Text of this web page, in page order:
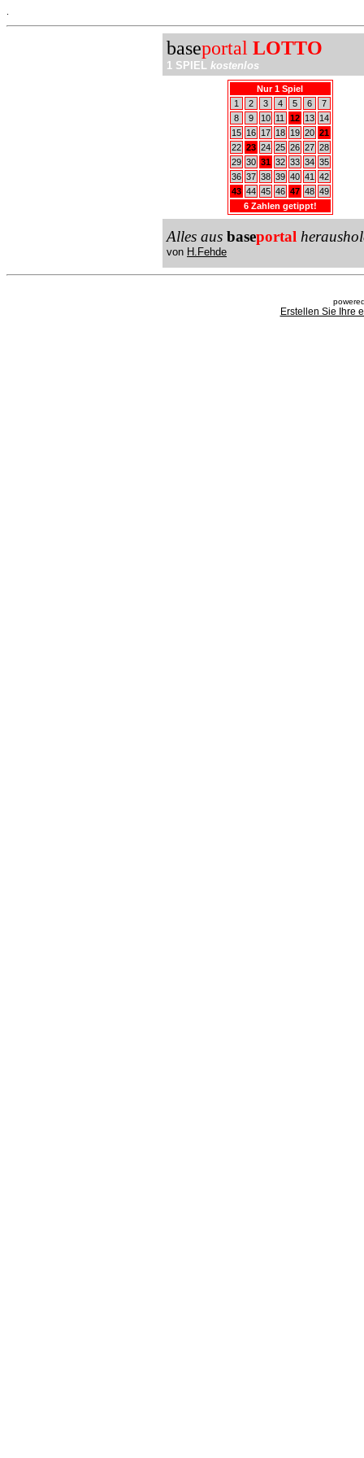
baseportal LOTTO
1 SPIEL kostenlos
Nur 1 Spiel
1
2 3 4 5 6
7
8
9 10 11 12 13
14
15
16 17 18 19 20 21
22 23 24 25 26 27 28
29 30 31 32 33 34 35
36 37 38 39 40 41
42
43 44 45 46 47 48 49
6 Zahlen getippt!
Alles aus baseportal
von H.Fehde
Erstellen Sie Ihre